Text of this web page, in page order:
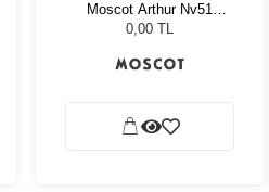
Moscot Arthur Nv51
Tortoise Celebrity Blue
0,00 TL